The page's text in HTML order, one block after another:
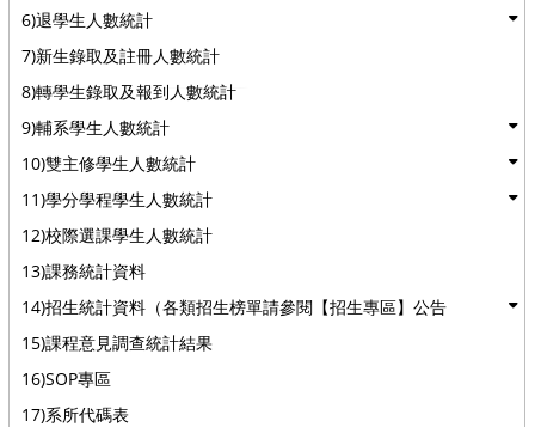
6)退學生人數統計
7)新生錄取及註冊人數統計
8)轉學生錄取及報到人數統計
9)輔系學生人數統計
10)雙主修學生人數統計
11)學分學程學生人數統計
12)校際選課學生人數統計
13)課務統計資料
14)招生統計資料（各類招生榜單請參閱【招生專區】公告
15)課程意見調查統計結果
16)SOP專區
17)系所代碼表